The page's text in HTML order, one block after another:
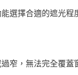
選擇合適的遮光程
窄，無法完全覆蓋